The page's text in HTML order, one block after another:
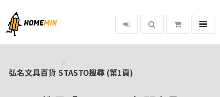
弘名文具百貨
選單
弘名文具百貨 STASTO搜尋 (第1頁)